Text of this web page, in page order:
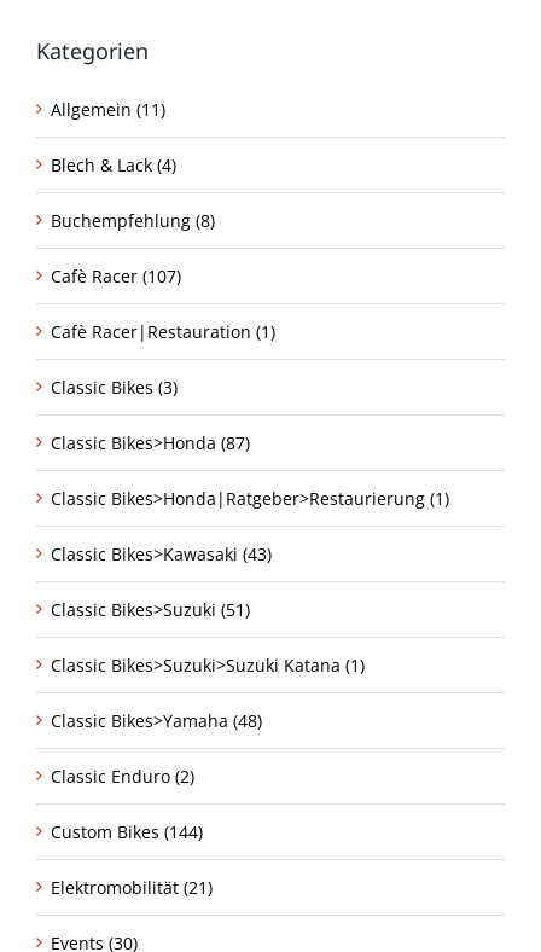
Kategorien
Allgemein (11)
Blech & Lack (4)
Buchempfehlung (8)
Cafè Racer (107)
Cafè Racer|Restauration (1)
Classic Bikes (3)
Classic Bikes>Honda (87)
Classic Bikes>Honda|Ratgeber>Restaurierung (1)
Classic Bikes>Kawasaki (43)
Classic Bikes>Suzuki (51)
Classic Bikes>Suzuki>Suzuki Katana (1)
Classic Bikes>Yamaha (48)
Classic Enduro (2)
Custom Bikes (144)
Elektromobilität (21)
Events (30)